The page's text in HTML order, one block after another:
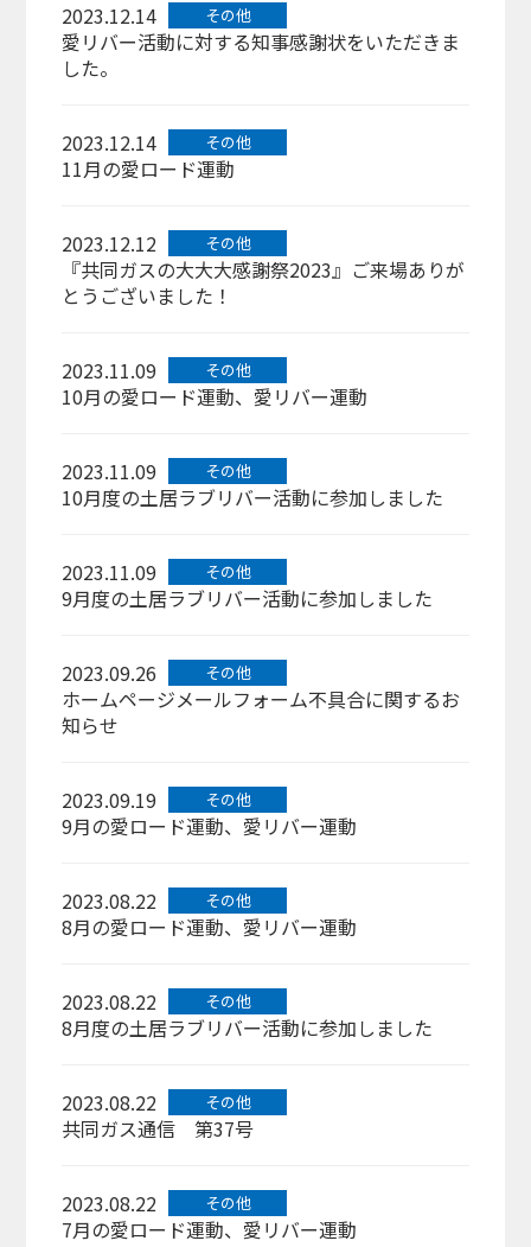
2023.12.14 その他
愛リバー活動に対する知事感謝状をいただきま
した。
2023.12.14 その他
11月の愛ロード運動
2023.12.12 その他
『共同ガスの大大大感謝祭2023』ご来場ありが
とうございました！
2023.11.09 その他
10月の愛ロード運動、愛リバー運動
2023.11.09 その他
10月度の土居ラブリバー活動に参加しました
2023.11.09 その他
9月度の土居ラブリバー活動に参加しました
2023.09.26 その他
ホームページメールフォーム不具合に関するお
知らせ
2023.09.19 その他
9月の愛ロード運動、愛リバー運動
2023.08.22 その他
8月の愛ロード運動、愛リバー運動
2023.08.22 その他
8月度の土居ラブリバー活動に参加しました
2023.08.22 その他
共同ガス通信 第37号
2023.08.22 その他
7月の愛ロード運動、愛リバー運動